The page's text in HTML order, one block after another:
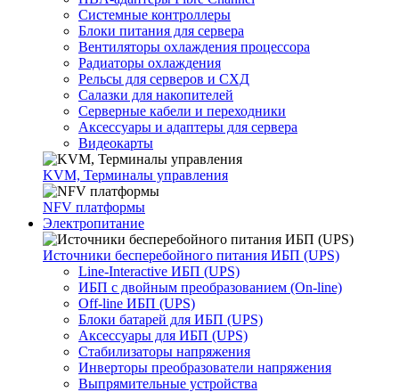
Системные контроллеры
Блоки питания для сервера
Вентиляторы охлаждения процессора
Радиаторы охлаждения
Рельсы для серверов и СХД
Салазки для накопителей
Серверные кабели и переходники
Аксессуары и адаптеры для сервера
Видеокарты
KVM, Терминалы управления
NFV платформы
Электропитание
Источники бесперебойного питания ИБП (UPS)
Line-Interactive ИБП (UPS)
ИБП с двойным преобразованием (On-line)
Off-line ИБП (UPS)
Блоки батарей для ИБП (UPS)
Аксессуары для ИБП (UPS)
Стабилизаторы напряжения
Инверторы преобразователи напряжения
Выпрямительные устройства